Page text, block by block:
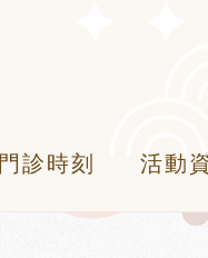
門診時刻 活動